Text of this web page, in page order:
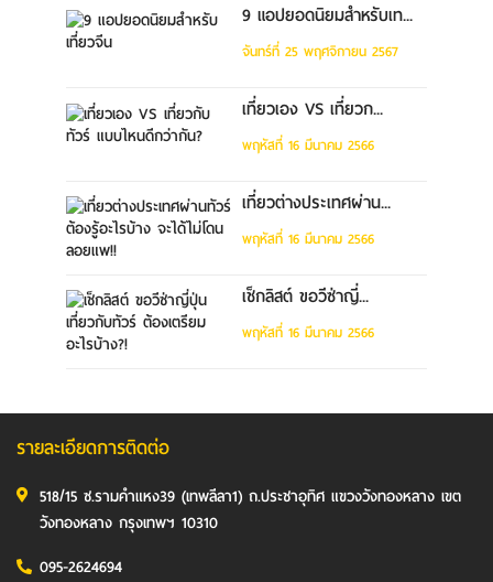
9 แอปยอดนิยมสำหรับเท...
จันทร์ที่ 25 พฤศจิกายน 2567
เที่ยวเอง VS เที่ยวก...
พฤหัสที่ 16 มีนาคม 2566
เที่ยวต่างประเทศผ่าน...
พฤหัสที่ 16 มีนาคม 2566
เช็กลิสต์ ขอวีซ่าญี่...
พฤหัสที่ 16 มีนาคม 2566
รายละเอียดการติดต่อ
518/15 ซ.รามคำแหง39 (เทพลีลา1) ถ.ประชาอุทิศ แขวงวังทองหลาง เขต
วังทองหลาง กรุงเทพฯ 10310
095-2624694